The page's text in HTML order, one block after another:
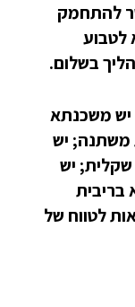
להתחמק
לטבוע
בשלום.
יש משכנתא
משתנה; יש
יש
בריבית
לטווח של